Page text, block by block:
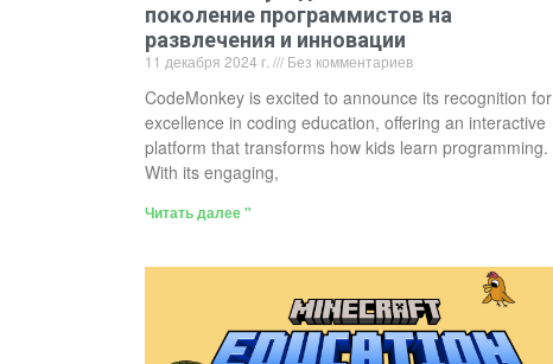
поколение программистов на
развлечения и инновации
11 декабря 2024 г. Без комментариев
CodeMonkey is excited to announce its recognition for
excellence in coding education, offering an interactive
platform that transforms how kids learn programming.
With its engaging,
Читать далее "